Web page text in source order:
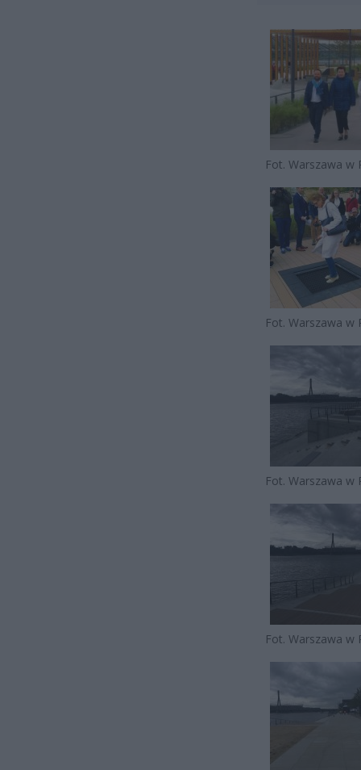
Fot. Warszawa w
Fot. Warszawa w
Fot. Warszawa w
Fot. Warszawa w